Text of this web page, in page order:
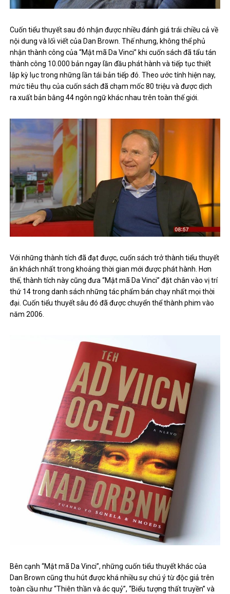
Cuốn tiểu thuyết sau đó nhận được nhiều đánh giá trái chiều cả về
nội dung và lối viết của Dan Brown. Thế nhưng, không thể phủ
nhận thành công của “Mật mã Da Vinci” khi cuốn sách đã tẩu tán
thành công 10.000 bản ngay lần đầu phát hành và tiếp tục thiết
lập kỳ lục trong những lần tái bản tiếp đó. Theo ước tính hiện nay,
mức tiêu thụ của cuốn sách đã chạm mốc 80 triệu và được dịch
ra xuất bản bằng 44 ngôn ngữ khác nhau trên toàn thế giới.
Với những thành tích đã đạt được, cuốn sách trở thành tiểu thuyết
ăn khách nhất trong khoảng thời gian mới được phát hành. Hơn
thế, thành tích này cũng đưa “Mật mã Da Vinci” đặt chân vào vị trí
thứ 14 trong danh sách những tác phẩm bán chạy nhất mọi thời
đại. Cuốn tiểu thuyết sâu đó đã được chuyển thể thành phim vào
năm 2006.
Bên cạnh “Mật mã Da Vinci”, những cuốn tiểu thuyết khác của
Dan Brown cũng thu hút được khá nhiều sự chú ý từ độc giả trên
toàn cầu như “Thiên thần và ác quỷ”, “Biểu tượng thất truyền” và